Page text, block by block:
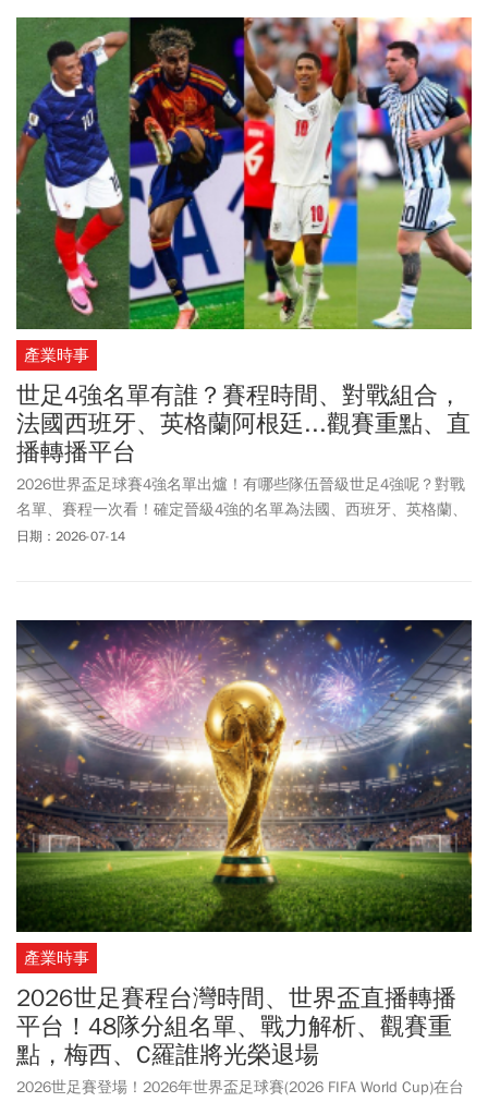
產業時事
世足4強名單有誰？賽程時間、對戰組合，
法國西班牙、英格蘭阿根廷...觀賽重點、直
播轉播平台
2026世界盃足球賽4強名單出爐！有哪些隊伍晉級世足4強呢？對戰
名單、賽程一次看！確定晉級4強的名單為法國、西班牙、英格蘭、
阿根廷，後續將於台灣時間7/15(三)、7/16(四)凌晨舉行四強賽事。
事將由法國對戰西班牙、英格蘭對戰阿根廷。隨著四強名單揭曉，
Opta奪冠機率也隨之更新，目前法國以33.81%排名第1、西班牙
24.16%排第2，英格蘭以21.97%緊追在後，墊底的反倒是阿根廷，
以20.06%居末。比利時先前淘汰美國晉級8強，也代表本屆世足地主
國全數出局。然而，引發爭議的是美國總統川普竟證實自己「親自
出馬」致電FIFA主席英凡提諾(Gianni Infantino)關切巴洛貢(Folarin
Balogun)紅牌禁賽延期一事，讓巴洛貢得以在16強賽登場，川普甚
至稱「那根本算不上犯規」、「我只是要求重新檢討判決」。川普
關說事件引發譁然，比利時足協（RBFA）不但痛批FIFA帶頭違規，
CNN更直指：「川普介入紅牌案，世界盃掀政治風暴」。《今周
刊》整理2026世界盃8強賽程、4強賽和冠軍賽何時踢、最新晉級名
單、轉播直播平台懶人包，提供給民眾跟上世足熱！
日期：2026-07-14
產業時事
2026世足賽程台灣時間、世界盃直播轉播
平台！48隊分組名單、戰力解析、觀賽重
點，梅西、C羅誰將光榮退場
2026世足賽登場！2026年世界盃足球賽(2026 FIFA World Cup)在台